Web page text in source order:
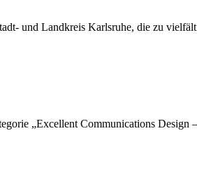
und Landkreis Karlsruhe, die zu
„Excellent Communications Design